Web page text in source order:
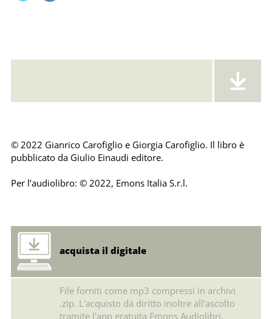
© 2022 Gianrico Carofiglio e Giorgia Carofiglio. Il libro è
pubblicato da Giulio Einaudi editore.
Per l’audiolibro: © 2022, Emons Italia S.r.l.
acquista il digitale
File forniti come mp3 compressi in archivi
.zip. L'acquisto dà diritto inoltre all'ascolto
tramite l'app gratuita Emons Audiolibri.